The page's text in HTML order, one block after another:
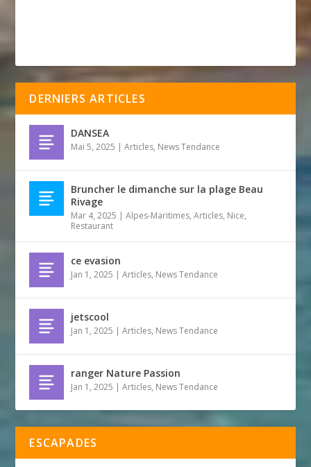
DERNIERS ARTICLES
DANSEA
Mai 5, 2025 |Articles, News Tendance
Bruncher le dimanche sur la plage Beau
Rivage
Mar 4, 2025 |Alpes-Maritimes,Articles, Nice,
Restaurant
ce evasion
Jan 1, 2025 |Articles, News Tendance
jetscool
Jan 1, 2025 |Articles, News Tendance
ranger Nature Passion
Jan 1, 2025 |Articles, News Tendance
ESCAPADES